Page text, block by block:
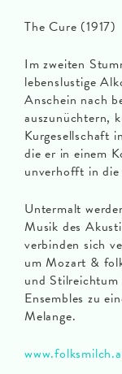
The Cure (1917)
Im zweiten
lebenslustige
Anschein nach
auszunüchtern,
Kurgesellschaft
die er in einem
unverhofft in
Untermalt
Musik des
verbinden sich
um Mozart &
und Stilreichtum
Ensembles zu
Melange.